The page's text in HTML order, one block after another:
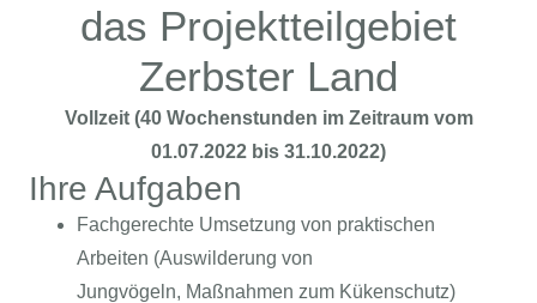
das Projektteilgebiet
Zerbster Land
Vollzeit (40 Wochenstunden im Zeitraum vom
01.07.2022 bis 31.10.2022)
Ihre Aufgaben
Fachgerechte Umsetzung von praktischen
Arbeiten (Auswilderung von
Jungvögeln, Maßnahmen zum Kükenschutz)